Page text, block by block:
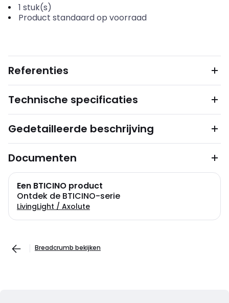
1 stuk(s)
Product standaard op voorraad
Referenties
Technische specificaties
Gedetailleerde beschrijving
Documenten
Een BTICINO product
Ontdek de BTICINO-serie
LivingLight / Axolute
Breadcrumb bekijken